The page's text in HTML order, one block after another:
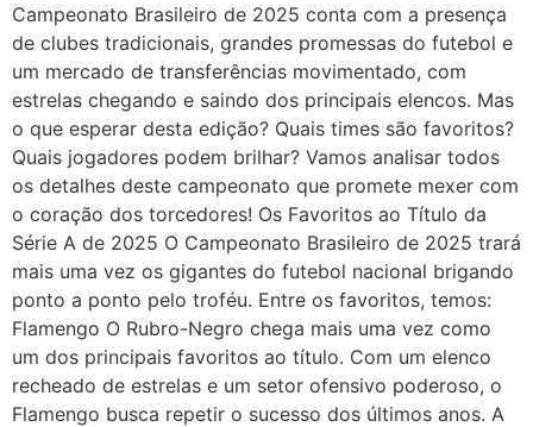
Campeonato Brasileiro de 2025 conta com a presença
de clubes tradicionais, grandes promessas do futebol e
um mercado de transferências movimentado, com
estrelas chegando e saindo dos principais elencos. Mas
o que esperar desta edição? Quais times são favoritos?
Quais jogadores podem brilhar? Vamos analisar todos
os detalhes deste campeonato que promete mexer com
o coração dos torcedores! Os Favoritos ao Título da
Série A de 2025 O Campeonato Brasileiro de 2025 trará
mais uma vez os gigantes do futebol nacional brigando
ponto a ponto pelo troféu. Entre os favoritos, temos:
Flamengo O Rubro-Negro chega mais uma vez como
um dos principais favoritos ao título. Com um elenco
recheado de estrelas e um setor ofensivo poderoso, o
Flamengo busca repetir o sucesso dos últimos anos. A